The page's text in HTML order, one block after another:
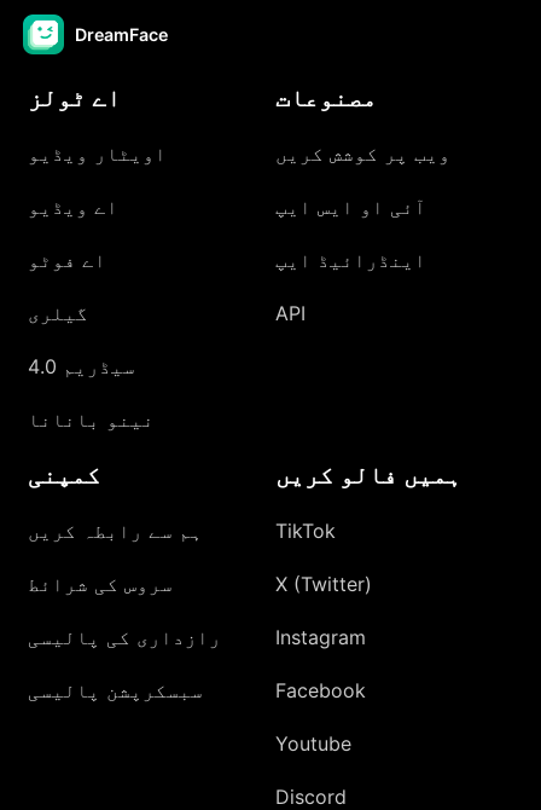
DreamFace
اے ٹولز
اویٹار ویڈیو
اے ویڈیو
اے فوٹو
گیلری
سیڈریم 4.0
نینو بانانا
مصنوعات
ویب پر کوشش کریں
آئی او ایس ایپ
اینڈرائیڈ ایپ
API
کمپنی
ہم سے رابطہ کریں
سروس کی شرائط
رازداری کی پالیسی
سبسکرپشن پالیسی
ہمیں فالو کریں
TikTok
X (Twitter)
Instagram
Facebook
Youtube
Discord